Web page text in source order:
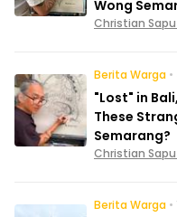
Wong
Christian
Berita Warga
"Lost" in
These
Semarang?
Christian
Berita Warga